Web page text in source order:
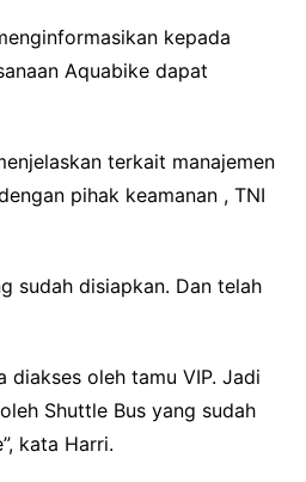
kepada
Aquabike dapat
terkait manajemen
pihak keamanan , TNI
sudah disiapkan. Dan telah
diakses oleh tamu VIP. Jadi
Shuttle Bus yang sudah
kata Harri.